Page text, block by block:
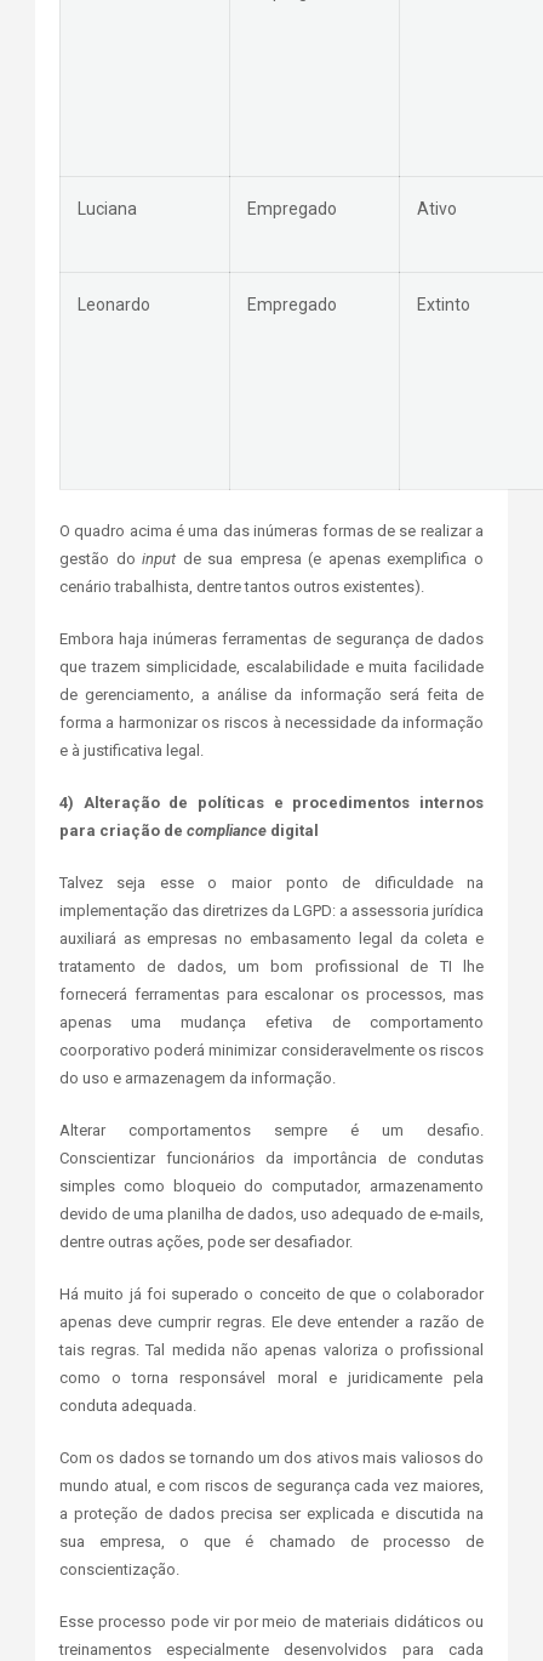
Luciana Empregado Ativo
Leonardo Empregado Extinto
O quadro acima é uma das inúmeras formas de se realizar a
gestão doinput de sua empresa (e apenas exemplifica o
cenário trabalhista, dentre tantos outros existentes).
Embora haja inúmeras ferramentas de segurança de dados
que trazem simplicidade, escalabilidade e muita facilidade
de gerenciamento, a análise da informação será feita de
forma a harmonizar os riscos à necessidade da informação
e à justificativa legal.
4) Alteração de políticas e procedimentos internos
para criação de compliancedigital
Talvez seja esse o maior ponto de dificuldade na
implementação das diretrizes da LGPD: a assessoria jurídica
auxiliará as empresas no embasamento legal da coleta e
tratamento de dados, um bom profissional de TI lhe
fornecerá ferramentas para escalonar os processos, mas
apenas uma mudança efetiva de comportamento
coorporativo poderá minimizar consideravelmente os riscos
do uso e armazenagem da informação.
Alterar comportamentos sempre é um desafio.
Conscientizar funcionários da importância de condutas
simples como bloqueio do computador, armazenamento
devido de uma planilha de dados, uso adequado de e-mails,
dentre outras ações, pode ser desafiador.
Há muito já foi superado o conceito de que o colaborador
apenas deve cumprir regras. Ele deve entender a razão de
tais regras. Tal medida não apenas valoriza o profissional
como o torna responsável moral e juridicamente pela
conduta adequada.
Com os dados se tornando um dos ativos mais valiosos do
mundo atual, e com riscos de segurança cada vez maiores,
a proteção de dados precisa ser explicada e discutida na
sua empresa, o que é chamado de processo de
conscientização.
Esse processo pode vir por meio de materiais didáticos ou
treinamentos especialmente desenvolvidos para cada